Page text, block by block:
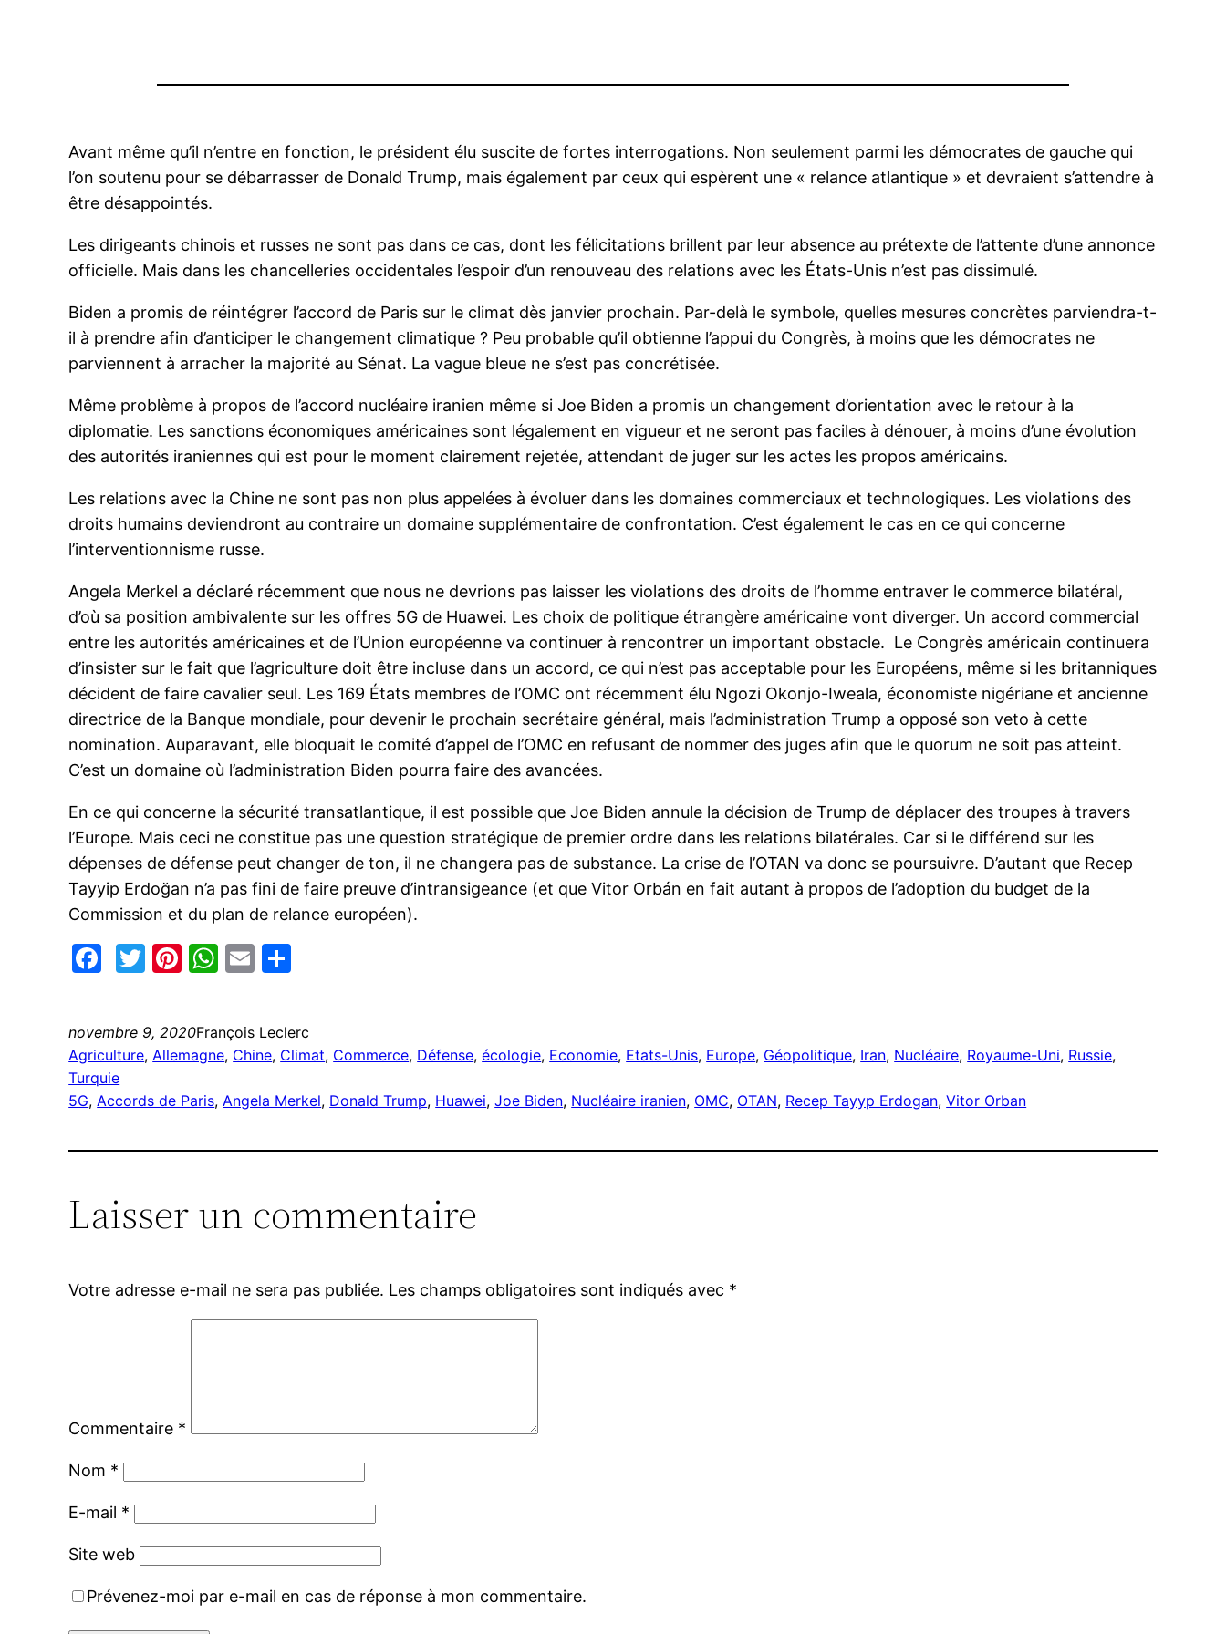
Avant même qu’il n’entre en fonction, le président élu suscite de fortes interrogations. Non seulement parmi les démocrates de gauche qui
l’on soutenu pour se débarrasser de Donald Trump, mais également par ceux qui espèrent une « relance atlantique » et devraient s’attendre à
être désappointés.
Les dirigeants chinois et russes ne sont pas dans ce cas, dont les félicitations brillent par leur absence au prétexte de l’attente d’une annonce
officielle. Mais dans les chancelleries occidentales l’espoir d’un renouveau des relations avec les États-Unis n’est pas dissimulé.
Biden a promis de réintégrer l’accord de Paris sur le climat dès janvier prochain. Par-delà le symbole, quelles mesures concrètes parviendra-t-
il à prendre afin d’anticiper le changement climatique ? Peu probable qu’il obtienne l’appui du Congrès, à moins que les démocrates ne
parviennent à arracher la majorité au Sénat. La vague bleue ne s’est pas concrétisée.
Même problème à propos de l’accord nucléaire iranien même si Joe Biden a promis un changement d’orientation avec le retour à la
diplomatie. Les sanctions économiques américaines sont légalement en vigueur et ne seront pas faciles à dénouer, à moins d’une évolution
des autorités iraniennes qui est pour le moment clairement rejetée, attendant de juger sur les actes les propos américains.
Les relations avec la Chine ne sont pas non plus appelées à évoluer dans les domaines commerciaux et technologiques. Les violations des
droits humains deviendront au contraire un domaine supplémentaire de confrontation. C’est également le cas en ce qui concerne
l’interventionnisme russe.
Angela Merkel a déclaré récemment que nous ne devrions pas laisser les violations des droits de l’homme entraver le commerce bilatéral,
d’où sa position ambivalente sur les offres 5G de Huawei. Les choix de politique étrangère américaine vont diverger. Un accord commercial
entre les autorités américaines et de l’Union européenne va continuer à rencontrer un important obstacle. Le Congrès américain continuera
d’insister sur le fait que l’agriculture doit être incluse dans un accord, ce qui n’est pas acceptable pour les Européens, même si les britanniques
décident de faire cavalier seul. Les 169 États membres de l’OMC ont récemment élu Ngozi Okonjo-Iweala, économiste nigériane et ancienne
directrice de la Banque mondiale, pour devenir le prochain secrétaire général, mais l’administration Trump a opposé son veto à cette
nomination. Auparavant, elle bloquait le comité d’appel de l’OMC en refusant de nommer des juges afin que le quorum ne soit pas atteint.
C’est un domaine où l’administration Biden pourra faire des avancées.
En ce qui concerne la sécurité transatlantique, il est possible que Joe Biden annule la décision de Trump de déplacer des troupes à travers
l’Europe. Mais ceci ne constitue pas une question stratégique de premier ordre dans les relations bilatérales. Car si le différend sur les
dépenses de défense peut changer de ton, il ne changera pas de substance. La crise de l’OTAN va donc se poursuivre. D’autant que Recep
Tayyip Erdoğan n’a pas fini de faire preuve d’intransigeance (et que Vitor Orbán en fait autant à propos de l’adoption du budget de la
Commission et du plan de relance européen).
Facebook
Twitter
Pinterest
WhatsApp
Email
novembre 9, 2020François Leclerc
Agriculture, Allemagne, Chine, Climat, Commerce, Défense, écologie, Economie, Etats-Unis, Europe, Géopolitique, Iran, Nucléaire, Royaume-Uni, Russie
Turquie
5G, Accords de Paris, Angela Merkel, Donald Trump, Huawei, Joe Biden, Nucléaire iranien, OMC, OTAN, Recep Tayyp Erdogan, Vitor Orban
Laisser un commentaire
Votre adresse e-mail ne sera pas publiée. Les champs obligatoires sont indiqués avec *
Commentaire *
Nom *
E-mail *
Site web
Prévenez-moi par e-mail en cas de réponse à mon commentaire.